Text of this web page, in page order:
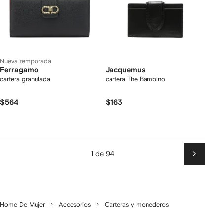
Nueva temporada
Ferragamo
cartera granulada
$564
Jacquemus
cartera The Bambino
$163
1 de 94
Home De Mujer Accesorios Carteras y monederos